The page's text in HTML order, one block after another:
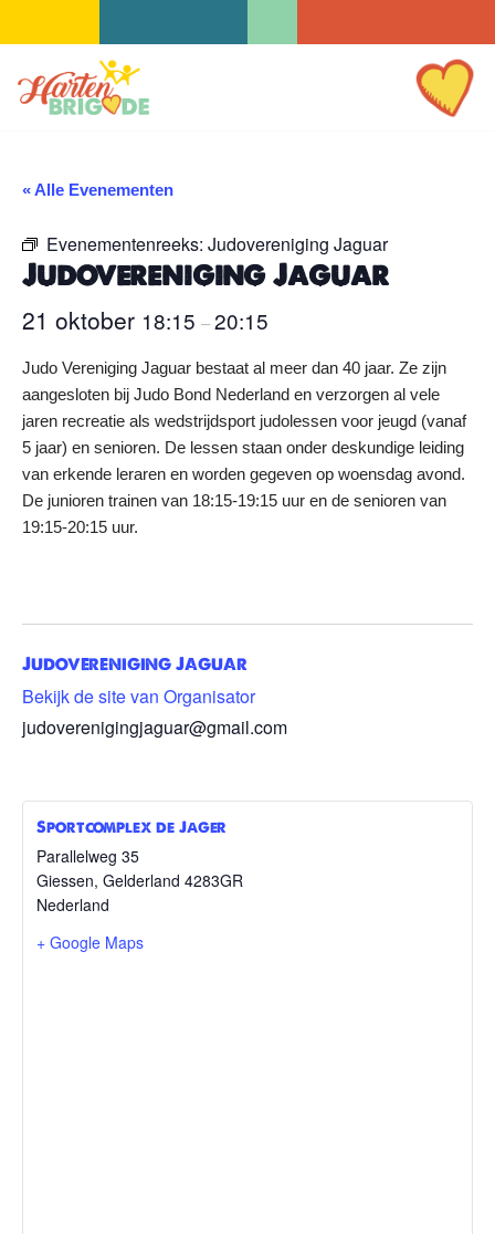
Ga
inhoud
« Alle Evenementen
Evenementenreeks: Judovereniging Jaguar
Judovereniging Jaguar
21 oktober 18:15 –20:15
Judo Vereniging Jaguar bestaat al meer dan 40 jaar. Ze zijn
aangesloten bij Judo Bond Nederland en verzorgen al vele
jaren recreatie als wedstrijdsport judolessen voor jeugd (vanaf
5 jaar) en senioren. De lessen staan onder deskundige leiding
van erkende leraren en worden gegeven op woensdag avond.
De junioren trainen van 18:15-19:15 uur en de senioren van
19:15-20:15 uur.
Judovereniging Jaguar
Bekijk de site van Organisator
judoverenigingjaguar@gmail.com
Sportcomplex de Jager
Parallelweg 35
Giessen, Gelderland 4283GR
Nederland
+ Google Maps